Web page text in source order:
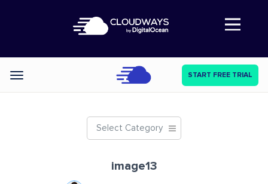
Abre a navegação
Categories START FREE TRIAL
Select Category
image13